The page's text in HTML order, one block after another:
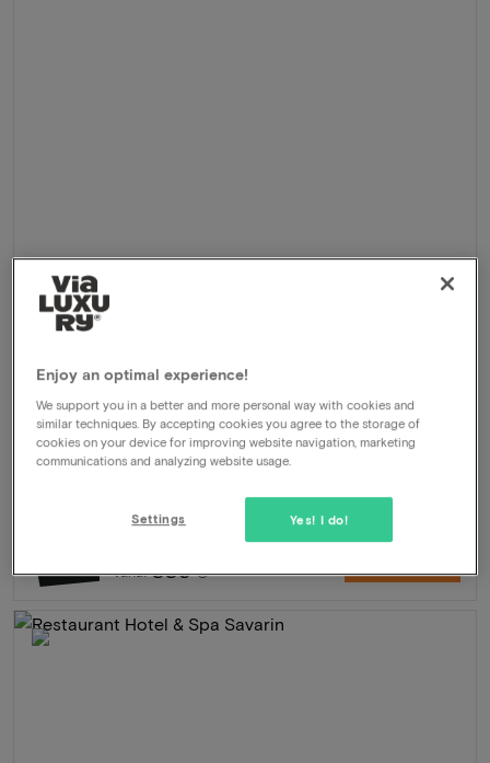
De Bronsbergen Wellness & Hotel
Zutphen, Nederland
Arrangement 2 nachten voor 2 personen inclusief:
Dagelijks ontbijt
2-Gangendiner (dag van aankomst)
Vanaf 359
Enjoy an optimal experience!
We support you in a better and more personal way with cookies and
similar techniques. By accepting cookies you agree to the storage of
cookies on your device for improving website navigation, marketing
communications and analyzing website usage.
Yes! I do!
Settings